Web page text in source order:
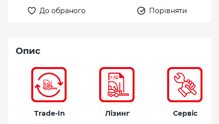
До обраного Порівняти
Опис
Trade-In Лізинг
Сервіс